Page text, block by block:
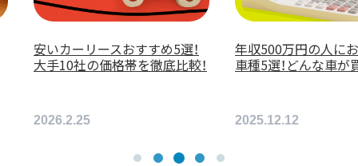
万円の人におすすめの
選！どんな車が買える？
車検は荷物を載せたままで大
丈夫？デメリットやリスクを